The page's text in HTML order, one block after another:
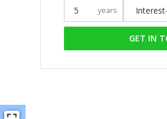
years
GET IN